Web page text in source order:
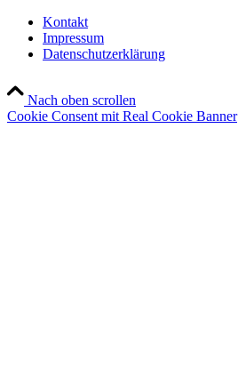
Kontakt
Impressum
Datenschutzerklärung
Nach oben scrollen
Cookie Consent mit Real Cookie Banner